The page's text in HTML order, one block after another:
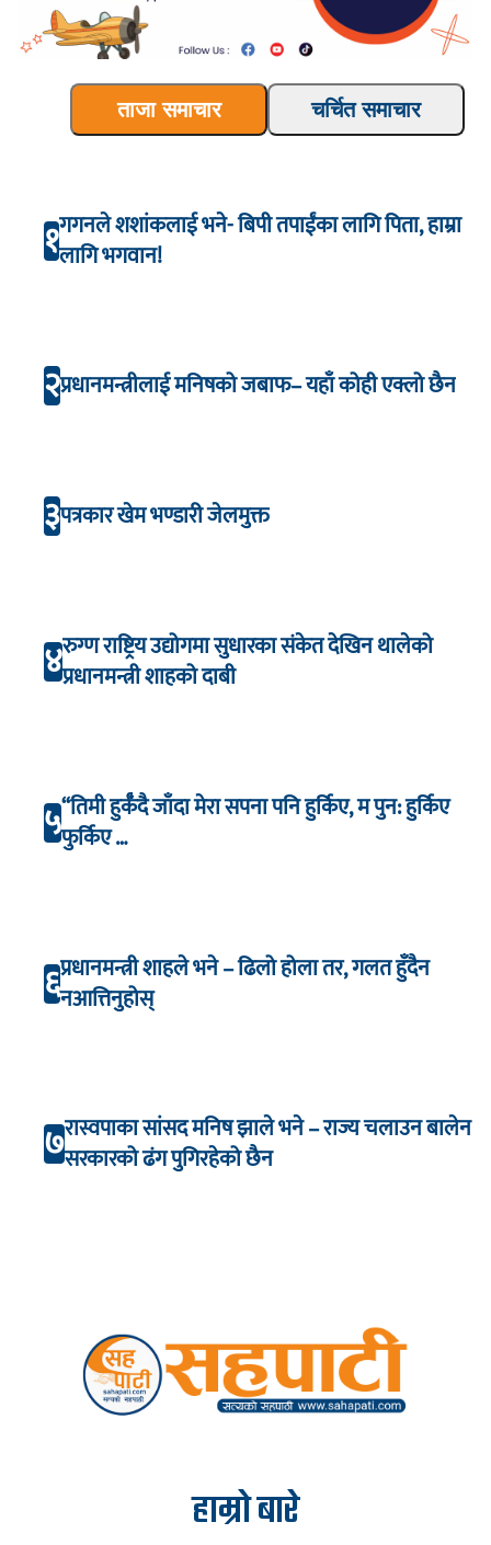
ताजा समाचार चर्चित समाचार
१गगनले शशांकलाई भने- बिपी तपाईंका लागि पिता, हाम्रा
लागि भगवान!
२प्रधानमन्त्रीलाई मनिषको जबाफ– यहाँ कोही एक्लो छैन
३पत्रकार खेम भण्डारी जेलमुक्त
४रुग्ण राष्ट्रिय उद्योगमा सुधारका संकेत देखिन थालेको
प्रधानमन्त्री शाहको दाबी
५“तिमी हुर्कँदै जाँदा मेरा सपना पनि हुर्किए, म पुन: हुर्किए
फुर्किए …
६प्रधानमन्त्री शाहले भने – ढिलो होला तर, गलत हुँदैन
नआत्तिनुहोस्
७रास्वपाका सांसद मनिष झाले भने – राज्य चलाउन बालेन
सरकारको ढंग पुगिरहेको छैन
हाम्रो बारे